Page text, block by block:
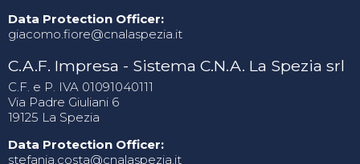
Data Protection Officer:
giacomo.fiore@cnalaspezia.it
C.A.F. Impresa - Sistema C.N.A. La Spezia srl
C.F. e P. IVA 01091040111
Via Padre Giuliani 6
19125 La Spezia
Data Protection Officer:
stefania.costa@cnalaspezia.it